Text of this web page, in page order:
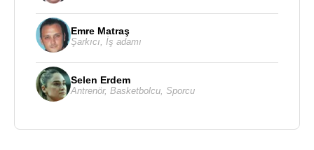
Emre Matraş
Şarkıcı, İş adamı
Selen Erdem
Antrenör, Basketbolcu, Sporcu